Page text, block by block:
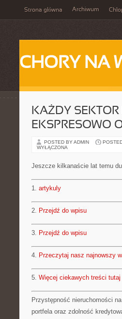
Strona główna Archiwum
CHORY NA
KAŻDY
EKSPRESOWO
POSTED BY ADMIN
WYŁĄCZONA
Jeszcze kilkanaście lat temu
1. artykuly
2. Przejdź do wpisu
3. Przejdź do wpisu
4. Przeczytaj nasz najnowszy
5. Więcej ciekawych treści tutaj
Przystępność nieruchomości
portfela oraz zdolność